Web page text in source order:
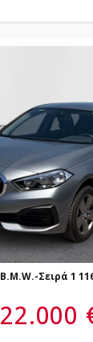
B.M.W.-Σειρά 1
22.000